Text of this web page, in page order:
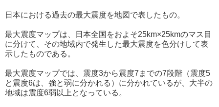
日本における過去の最大震度を地図で表したもの。
最大震度マップは、日本全国をおよそ25km×25kmのマス目
に分けて、その地域内で発生した最大震度を色分けして表
示したものである。
最大震度マップでは、震度3から震度7までの7段階（震度5
と震度6は、強と弱に分かれる）に分かれているが、大半の
地域は震度6弱以上となっている。